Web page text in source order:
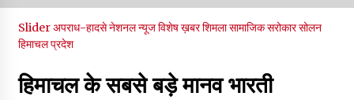
07/08/2026
Sliderअपराध-हादसेनेशनल न्यूजविशेष ख़बरशिमलासामाजिक सरोकारसोलन
हिमाचल प्रदेश
हिमाचल के सबसे बड़े मानव भारती